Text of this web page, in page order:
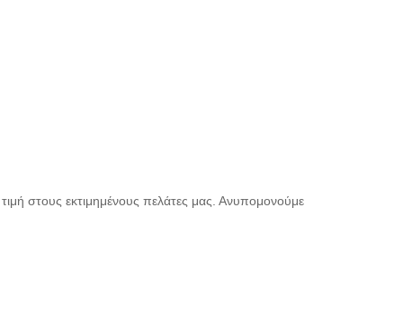
στους εκτιμημένους πελάτες μας. Ανυπομονούμε